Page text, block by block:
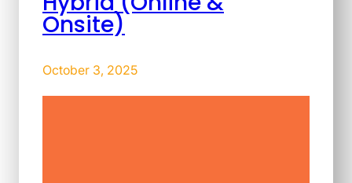
Onsite)
October 3, 2025